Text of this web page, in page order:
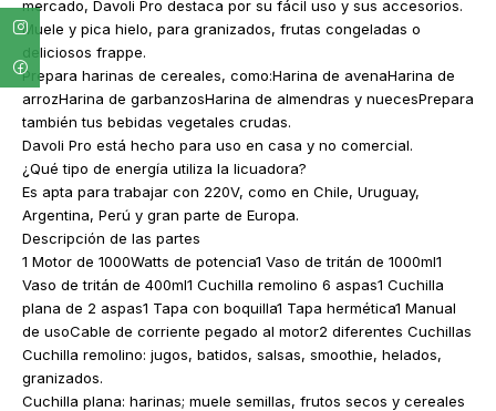
mercado, Davoli Pro destaca por su fácil uso y sus accesorios.
Muele y pica hielo, para granizados, frutas congeladas o
deliciosos frappe.
Prepara harinas de cereales, como:Harina de avenaHarina de
arrozHarina de garbanzosHarina de almendras y nuecesPrepara
también tus bebidas vegetales crudas.
Davoli Pro está hecho para uso en casa y no comercial.
¿Qué tipo de energía utiliza la licuadora?
Es apta para trabajar con 220V, como en Chile, Uruguay,
Argentina, Perú y gran parte de Europa.
Descripción de las partes
1 Motor de 1000Watts de potencia1 Vaso de tritán de 1000ml1
Vaso de tritán de 400ml1 Cuchilla remolino 6 aspas1 Cuchilla
plana de 2 aspas1 Tapa con boquilla1 Tapa hermética1 Manual
de usoCable de corriente pegado al motor2 diferentes Cuchillas
Cuchilla remolino: jugos, batidos, salsas, smoothie, helados,
granizados.
Cuchilla plana: harinas; muele semillas, frutos secos y cereales